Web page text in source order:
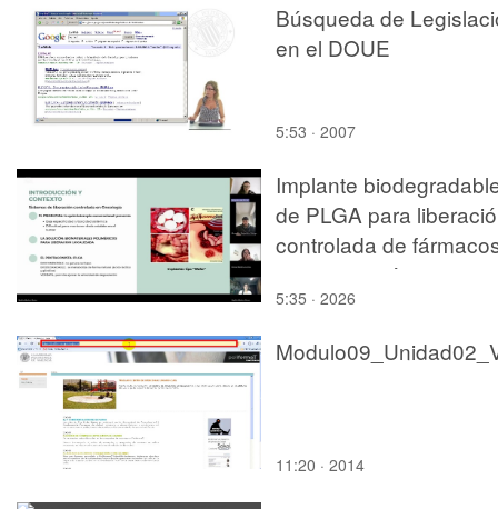
Búsqueda de
en el DOUE
5:53 · 2007
Implante
de PLGA para
controlada de
quimioterapéuticos
5:35 · 2026
11:20 · 2014